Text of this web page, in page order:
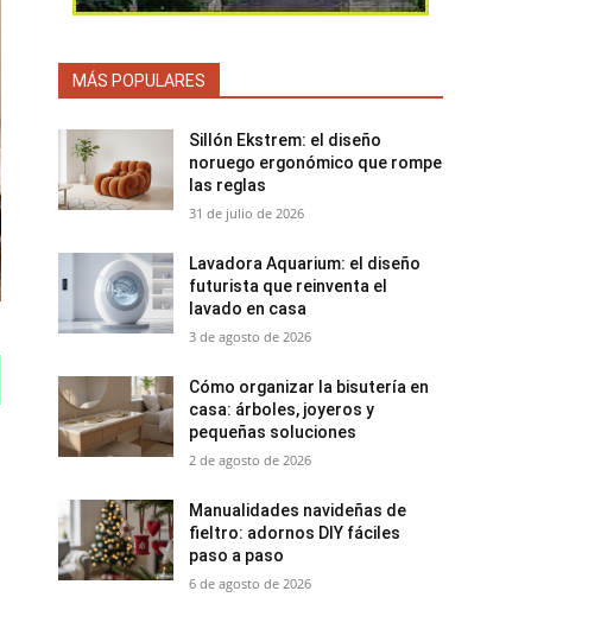
MÁS POPULARES
Sillón Ekstrem: el diseño
noruego ergonómico que rompe
las reglas
31 de julio de 2026
Lavadora Aquarium: el diseño
futurista que reinventa el
lavado en casa
3 de agosto de 2026
Cómo organizar la bisutería en
casa: árboles, joyeros y
pequeñas soluciones
2 de agosto de 2026
Manualidades navideñas de
fieltro: adornos DIY fáciles
paso a paso
6 de agosto de 2026